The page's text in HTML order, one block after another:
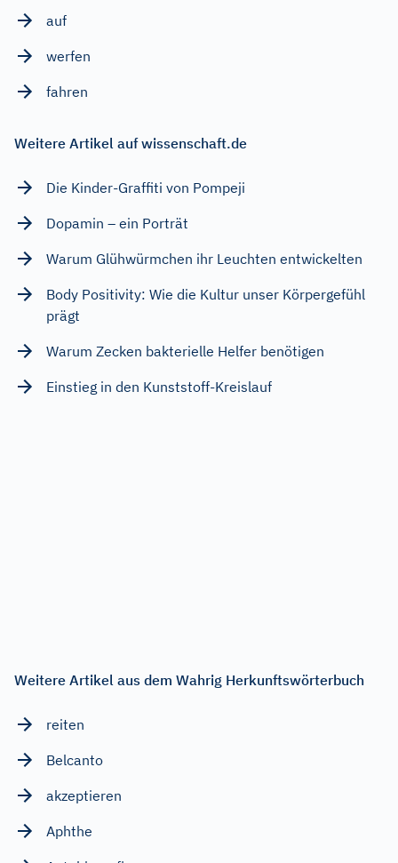
auf
werfen
fahren
Weitere Artikel auf wissenschaft.de
Die Kinder-Graffiti von Pompeji
Dopamin – ein Porträt
Warum Glühwürmchen ihr Leuchten entwickelten
Body Positivity: Wie die Kultur unser Körpergefühl
prägt
Warum Zecken bakterielle Helfer benötigen
Einstieg in den Kunststoff-Kreislauf
Weitere Artikel aus dem Wahrig Herkunftswörterbuch
reiten
Belcanto
akzeptieren
Aphthe